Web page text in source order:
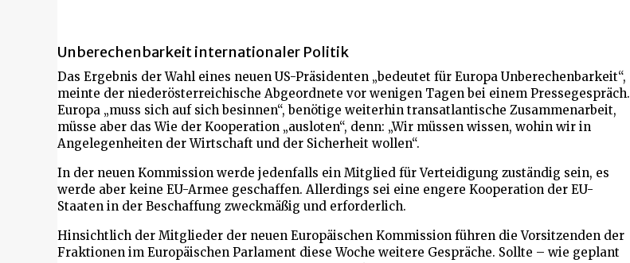
Unberechenbarkeit internationaler Politik
Das Ergebnis der Wahl eines neuen US-Präsidenten „bedeutet für Europa Unberechenbarkeit“,
meinte der niederösterreichische Abgeordnete vor wenigen Tagen bei einem Pressegespräch.
Europa „muss sich auf sich besinnen“, benötige weiterhin transatlantische Zusammenarbeit,
müsse aber das Wie der Kooperation „ausloten“, denn: „Wir müssen wissen, wohin wir in
Angelegenheiten der Wirtschaft und der Sicherheit wollen“.
In der neuen Kommission werde jedenfalls ein Mitglied für Verteidigung zuständig sein, es
werde aber keine EU-Armee geschaffen. Allerdings sei eine engere Kooperation der EU-
Staaten in der Beschaffung zweckmäßig und erforderlich.
Hinsichtlich der Mitglieder der neuen Europäischen Kommission führen die Vorsitzenden der
Fraktionen im Europäischen Parlament diese Woche weitere Gespräche. Sollte – wie geplant